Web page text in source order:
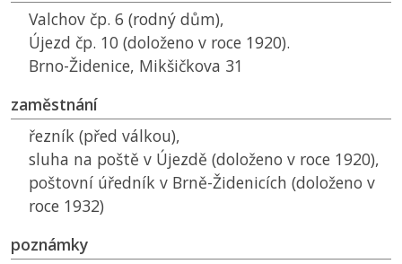
Valchov čp. 6 (rodný dům),
Újezd čp. 10 (doloženo v roce 1920).
Brno-Židenice, Mikšičkova 31
zaměstnání
řezník (před válkou),
sluha na poště v Újezdě (doloženo v roce 1920),
poštovní úředník v Brně-Židenicích (doloženo v
roce 1932)
poznámky